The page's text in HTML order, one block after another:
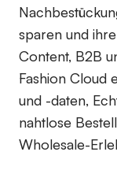
sparen und
Content, B2B
Fashion Cloud
und -daten,
nahtlose
Wholesale-